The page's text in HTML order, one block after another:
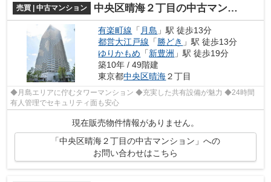
売買 | 中古マンション 中央区晴海２丁目の中古マンション
有楽町線 「 月島 」駅 徒歩13分
都営大江戸線 「 勝どき 」駅 徒歩13分
ゆりかもめ 「新豊洲 」駅 徒歩19分
築10年 / 49階建
東京都中央区晴海２丁目
◆月島エリアに佇むタワーマンション ◆充実した共有設備が魅力 ◆24時間
有人管理でセキュリティ面も安心
現在販売物件情報がありません。
「中央区晴海２丁目の中古マンション」への
お問い合わせはこちら